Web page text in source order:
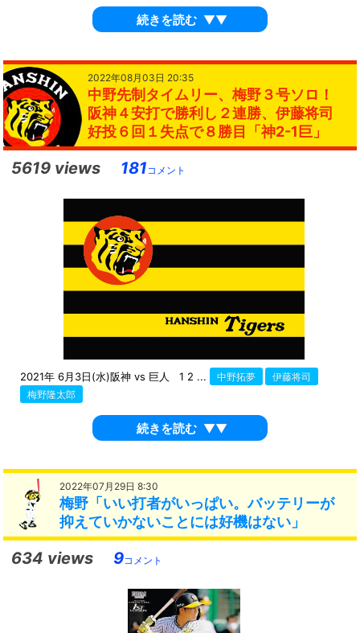
続きを読む ▼▼
2022年08月03日 20:35
中野先制タイムリー、梅野３号ソロ！
阪神４安打で勝利し２連勝、伊藤将司
好投６回１失点で８勝目「神2-1巨」
5619 views 181コメント
2021年 6月3日(水)阪神 vs 巨人 1 2 ... 中野拓夢
伊藤将司
梅野隆太郎
続きを読む ▼▼
2022年07月29日 8:30
梅野「いい打者がいっぱい。バッテリーが
抑えていかないことには好機はない」
634 views 9コメント